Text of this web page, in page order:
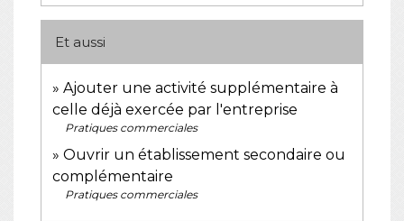
Et aussi
Ajouter une activité supplémentaire à
celle déjà exercée par l'entreprise
Pratiques commerciales
Ouvrir un établissement secondaire ou
complémentaire
Pratiques commerciales